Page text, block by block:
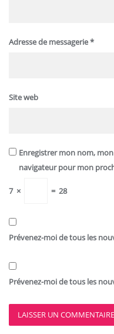
Adresse de messagerie*
Site web
Enregistrer mon nom,
navigateur pour mon
7 × = 28
Prévenez-moi de tous les
Prévenez-moi de tous les